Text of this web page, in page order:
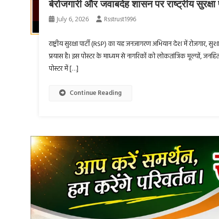
बेरोजगारी और जवाबदेह शासन पर राष्ट्रीय
July 6, 2026 Rsstrust1996
राष्ट्रीय सुरक्षा पार्टी (RSP) का यह जनजागरण अभियान देश में
प्रयास है। इस पोस्टर के माध्यम से नागरिकों को लोकतांत्रिक मूल्यों,
पोस्टर में […]
Continue Reading